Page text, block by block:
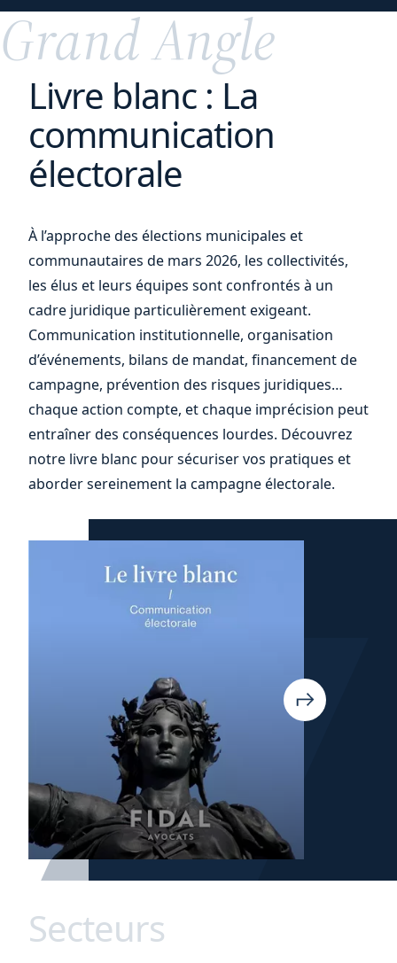
votre
Grand Angle
Livre blanc : La
communication
électorale
À l’approche des élections municipales et
communautaires de mars 2026, les collectivités,
les élus et leurs équipes sont confrontés à un
cadre juridique particulièrement exigeant.
Communication institutionnelle, organisation
d’événements, bilans de mandat, financement de
campagne, prévention des risques juridiques…
chaque action compte, et chaque imprécision peut
entraîner des conséquences lourdes. Découvrez
notre livre blanc pour sécuriser vos pratiques et
aborder sereinement la campagne électorale.
Secteurs